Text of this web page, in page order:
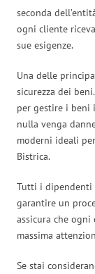
seconda
ogni cliente
sue esigenze.
Una delle
sicurezza dei
per gestire i beni
nulla venga
moderni ideali
Bistrica.
Tutti i dipendenti
garantire un
assicura che
massima
Se stai